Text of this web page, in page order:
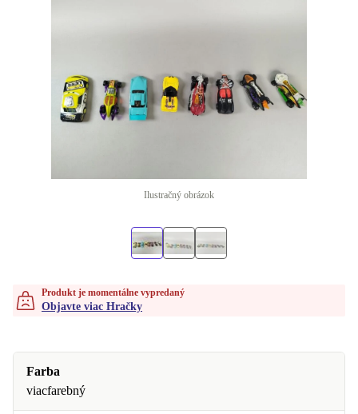
Ilustračný obrázok
Produkt je momentálne vypredaný
Objavte viac Hračky
Farba
viacfarebný